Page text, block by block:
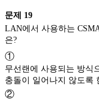
문제 19
LAN에서 사용하는
①
무선랜에 사용되는 방식
충돌이 일어나지 않도록
②